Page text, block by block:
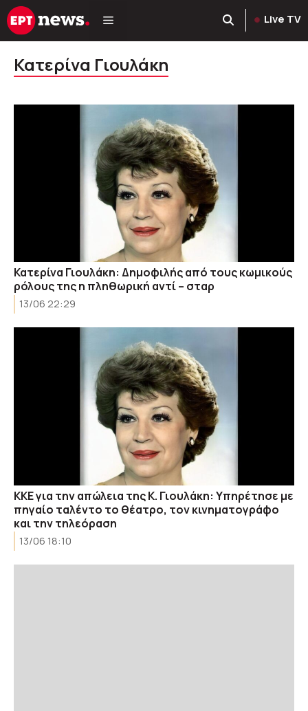
Μετάβαση
σε
Live TV
Κατερίνα Γιουλάκη
Κατερίνα Γιουλάκη: Δημοφιλής από τους κωμικούς
ρόλους της η πληθωρική αντί – σταρ
13/06 22:29
ΚΚΕ για την απώλεια της Κ. Γιουλάκη: Υπηρέτησε με
πηγαίο ταλέντο το θέατρο, τον κινηματογράφο
και την τηλεόραση
13/06 18:10